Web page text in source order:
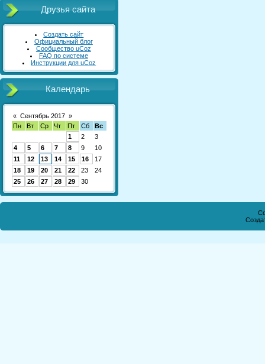
Друзья сайта
Создать сайт
Официальный блог
Сообщество uCoz
FAQ по системе
Инструкции для uCoz
Календарь
« Сентябрь 2017 »
Пн
Вт Ср Чт Пт Сб
Вс
1
2
3
4
5 6 7 8 9
10
11
12 13 14 15 16
17
18
19 20 21 22 23
24
25
26 27 28 29 30